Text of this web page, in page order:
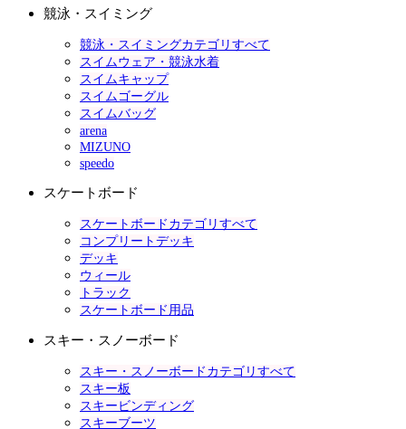
競泳・スイミング
競泳・スイミングカテゴリすべて
スイムウェア・競泳水着
スイムキャップ
スイムゴーグル
スイムバッグ
arena
MIZUNO
speedo
スケートボード
スケートボードカテゴリすべて
コンプリートデッキ
デッキ
ウィール
トラック
スケートボード用品
スキー・スノーボード
スキー・スノーボードカテゴリすべて
スキー板
スキービンディング
スキーブーツ